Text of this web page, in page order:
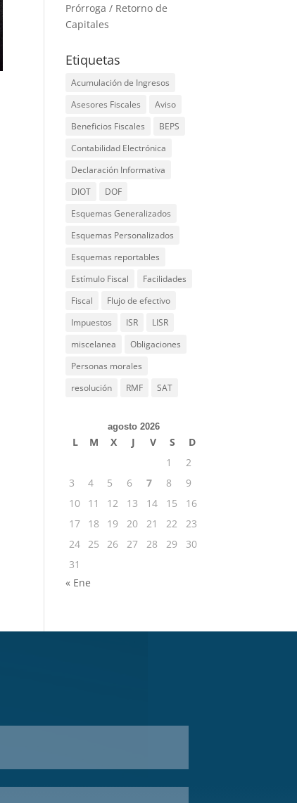
Prórroga / Retorno de
Capitales
Etiquetas
Acumulación de Ingresos
Asesores Fiscales
Aviso
Beneficios Fiscales
BEPS
Contabilidad Electrónica
Declaración Informativa
DIOT
DOF
Esquemas Generalizados
Esquemas Personalizados
Esquemas reportables
Estímulo Fiscal
Facilidades
Fiscal
Flujo de efectivo
Impuestos
ISR
LISR
miscelanea
Obligaciones
Personas morales
resolución
RMF SAT
agosto 2026
L M X J V S
D
1
2
3
4 5 6 7 8
9
10
11 12 13 14 15
16
17
18 19 20 21 22
23
24 25 26 27 28 29
30
31
« Ene